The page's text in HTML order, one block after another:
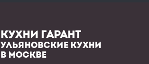
КУХНИ ГАРАНТ
УЛЬЯНОВСКИЕ КУХНИ
В МОСКВЕ